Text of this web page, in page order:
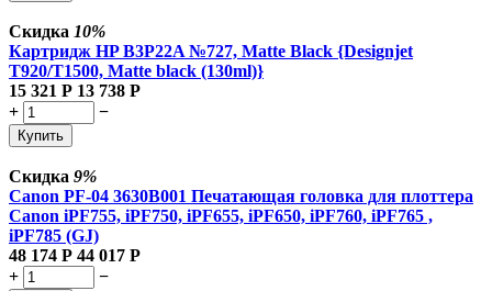
Скидка 10%
Картридж HP B3P22A №727, Matte Black {Designjet
T920/T1500, Matte black (130ml)}
15 321 Р 13 738 Р
+
−
Купить
Скидка 9%
Canon PF-04 3630B001 Печатающая головка для плоттера
Canon iPF755, iPF750, iPF655, iPF650, iPF760, iPF765 ,
iPF785 (GJ)
48 174 Р 44 017 Р
+
−